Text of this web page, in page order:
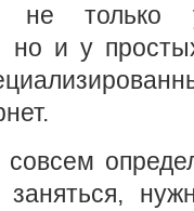
не только
но и у